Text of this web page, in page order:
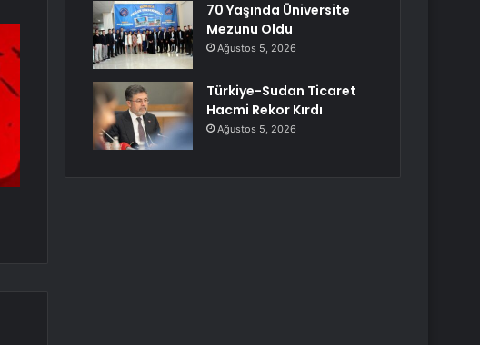
70 Yaşında Üniversite
Mezunu Oldu
Ağustos 5, 2026
Türkiye-Sudan Ticaret
Hacmi Rekor Kırdı
Ağustos 5, 2026